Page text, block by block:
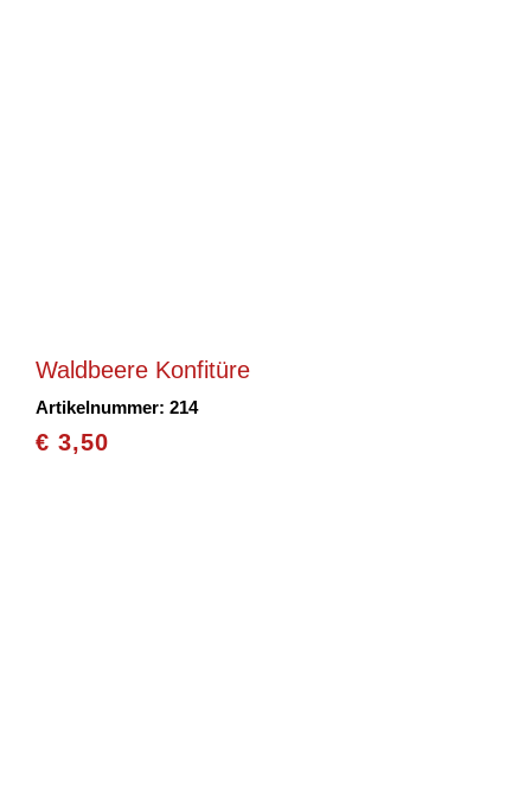
Waldbeere Konfitüre
Artikelnummer: 214
€ 3,50